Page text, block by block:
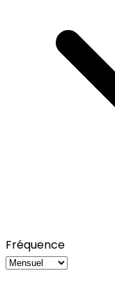
Fréquence